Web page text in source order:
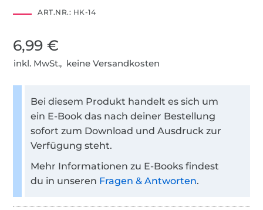
ART.NR.: HK-14
6,99 €
inkl. MwSt., keine Versandkosten
Bei diesem Produkt handelt es sich um
ein E-Book das nach deiner Bestellung
sofort zum Download und Ausdruck zur
Verfügung steht.
Mehr Informationen zu E-Books findest
du in unseren Fragen & Antworten.